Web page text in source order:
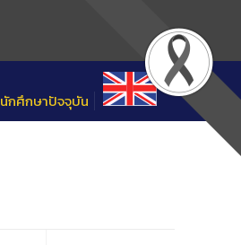
นักศึกษาปัจจุบัน